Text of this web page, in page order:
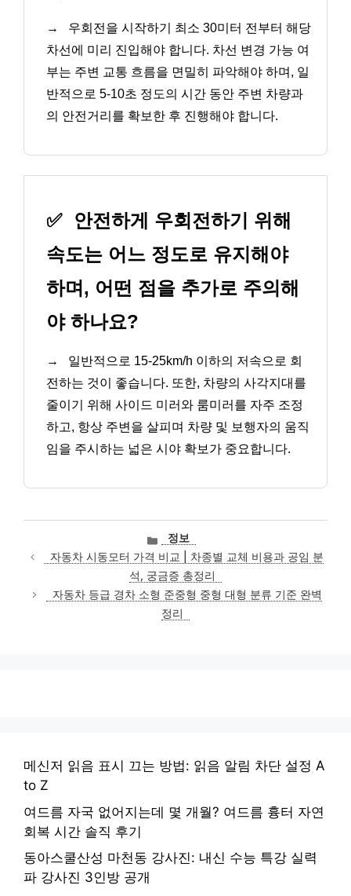
→
우회전을 시작하기 최소 30미터 전부터 해당
차선에 미리 진입해야 합니다. 차선 변경 가능 여
부는 주변 교통 흐름을 면밀히 파악해야 하며, 일
반적으로 5-10초 정도의 시간 동안 주변 차량과
의 안전거리를 확보한 후 진행해야 합니다.
✅
안전하게 우회전하기 위해
속도는 어느 정도로 유지해야
하며, 어떤 점을 추가로 주의해
야 하나요?
→
일반적으로 15-25km/h 이하의 저속으로 회
전하는 것이 좋습니다. 또한, 차량의 사각지대를
줄이기 위해 사이드 미러와 룸미러를 자주 조정
하고, 항상 주변을 살피며 차량 및 보행자의 움직
임을 주시하는 넓은 시야 확보가 중요합니다.
카
테
고
리
정보
자동차 시동모터 가격 비교 | 차종별 교체 비용과 공임 분
석, 궁금증 총정리
자동차 등급 경차 소형 준중형 중형 대형 분류 기준 완벽
정리
메신저 읽음 표시 끄는 방법: 읽음 알림 차단 설정 A
to Z
여드름 자국 없어지는데 몇 개월? 여드름 흉터 자연
회복 시간 솔직 후기
동아스쿨산성 마천동 강사진: 내신 수능 특강 실력
파 강사진 3인방 공개